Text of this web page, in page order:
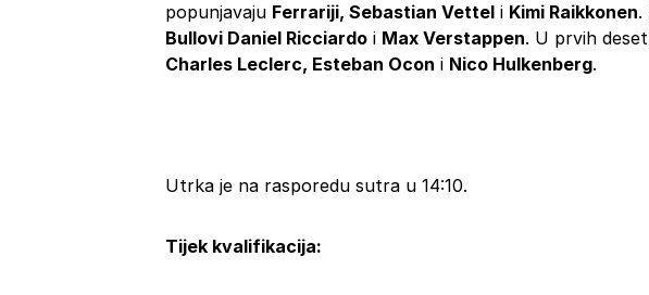
popunjavaju Ferrariji, Sebastian Vettel i Kimi Raikkonen.
Bullovi Daniel Ricciardo i Max Verstappen. U prvih
Charles Leclerc, Esteban Ocon i Nico Hulkenberg.
Utrka je na rasporedu sutra u 14:10.
Tijek kvalifikacija: